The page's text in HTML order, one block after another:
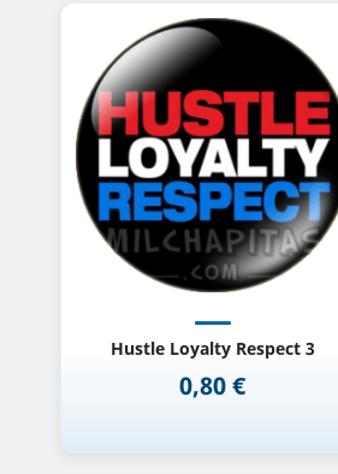
Hustle Loyalty Respect 3
Precio
0,80 €
Vista rápida